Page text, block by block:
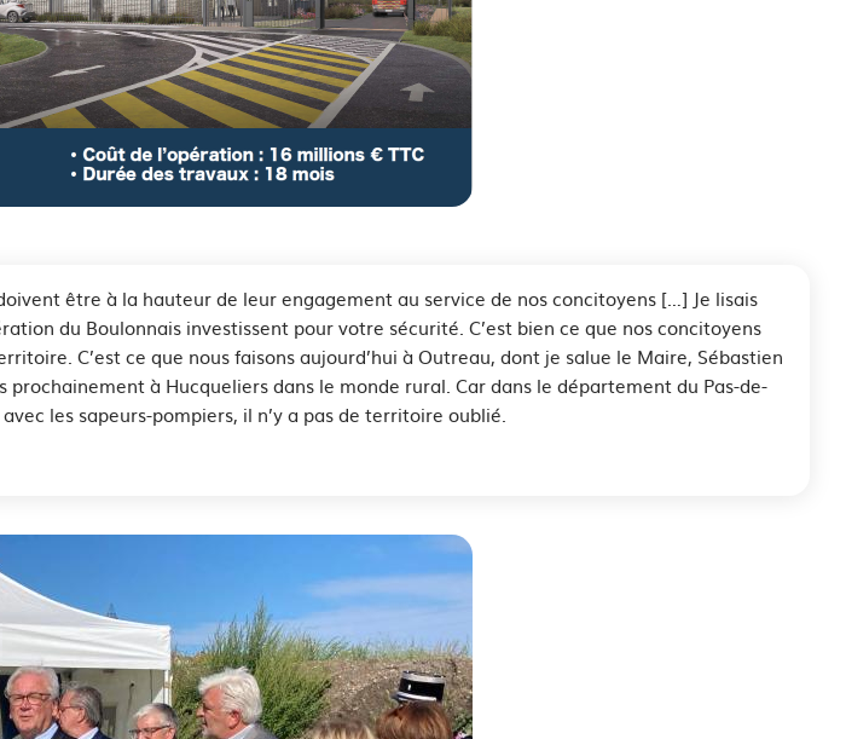
être à la hauteur de leur engagement au service de nos concitoyens […] Je lisais
du Boulonnais investissent pour votre sécurité. C’est bien ce que nos concitoyens
C’est ce que nous faisons aujourd’hui à Outreau, dont je salue le Maire, Sébastien
à Hucqueliers dans le monde rural. Car dans le département du Pas-de-
les sapeurs-pompiers, il n’y a pas de territoire oublié.